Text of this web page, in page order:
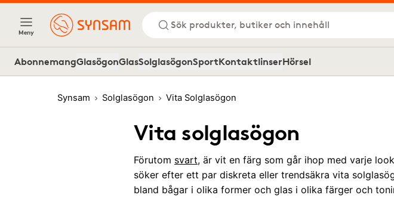
Meny
Sök produkter, butiker och innehåll
AbonnemangGlasögonGlasSolglasögonSportKontaktlinserHörsel
Synsam Solglasögon Vita Solglasögon
Vita solglasögon
Förutom svart, är vit en färg som går ihop med varje
söker efter ett par diskreta eller trendsäkra vita
bland bågar i olika former och glas i olika färger och